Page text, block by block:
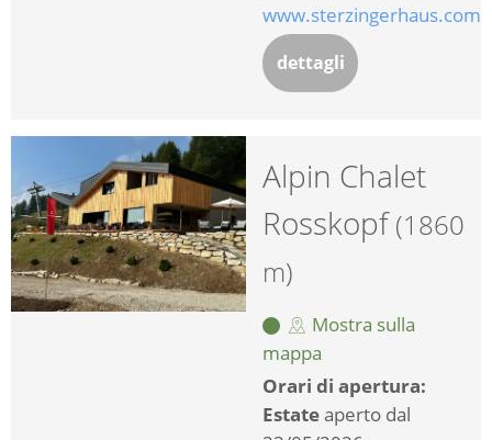
www.sterzingerhaus.com
dettagli
Alpin Chalet
Rosskopf(1860
m)
Mostra sulla
mappa
Orari di apertura:
Estateaperto dal